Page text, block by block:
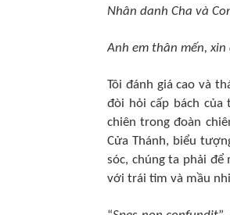
Nhân danh Cha và
Anh em thân mến,
Tôi đánh giá cao và
đòi hỏi cấp bách
chiên trong đoàn
Cửa Thánh, biểu
sóc, chúng ta phải
với trái tim và mầu